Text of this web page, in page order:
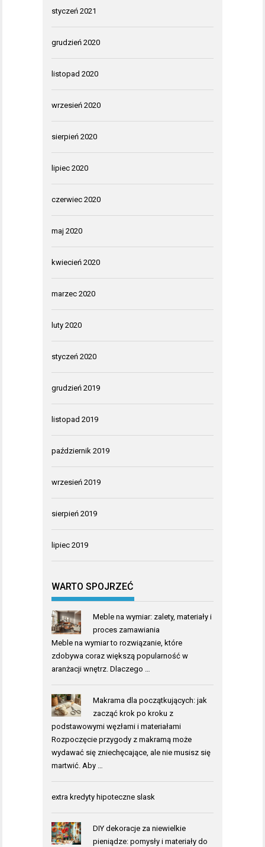
styczeń 2021
grudzień 2020
listopad 2020
wrzesień 2020
sierpień 2020
lipiec 2020
czerwiec 2020
maj 2020
kwiecień 2020
marzec 2020
luty 2020
styczeń 2020
grudzień 2019
listopad 2019
październik 2019
wrzesień 2019
sierpień 2019
lipiec 2019
WARTO SPOJRZEĆ
Meble na wymiar: zalety, materiały i
proces zamawiania
Meble na wymiar to rozwiązanie, które
zdobywa coraz większą popularność w
aranżacji wnętrz. Dlaczego …
Makrama dla początkujących: jak
zacząć krok po kroku z
podstawowymi węzłami i materiałami
Rozpoczęcie przygody z makramą może
wydawać się zniechęcające, ale nie musisz się
martwić. Aby …
extra kredyty hipoteczne slask
DIY dekoracje za niewielkie
pieniądze: pomysły i materiały do